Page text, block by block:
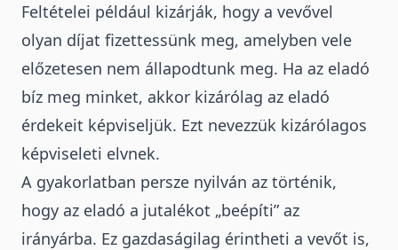
Feltételei például kizárják, hogy a vevővel
olyan díjat fizettessünk meg, amelyben vele
előzetesen nem állapodtunk meg. Ha az eladó
bíz meg minket, akkor kizárólag az eladó
érdekeit képviseljük. Ezt nevezzük kizárólagos
képviseleti elvnek.
A gyakorlatban persze nyilván az történik,
hogy az eladó a jutalékot „beépíti” az
irányárba. Ez gazdaságilag érintheti a vevőt is,